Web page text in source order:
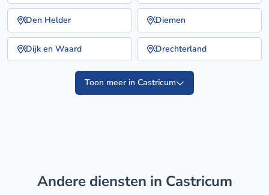
Den Helder Diemen
Dijk en Waard Drechterland
Toon meer in Castricum
Andere diensten in Castricum